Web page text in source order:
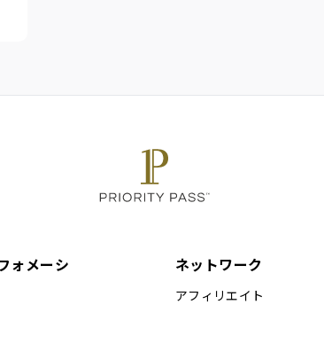
ォメーシ
ネットワーク
アフィリエイト